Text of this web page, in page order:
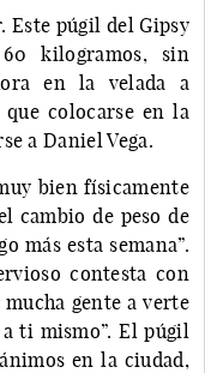
Este púgil del Gipsy
kilogramos, sin
en la velada a
colocarse en la
a Daniel Vega.
bien físicamente
cambio de peso de
más esta semana”.
contesta con
mucha gente a verte
ti mismo”. El púgil
en la ciudad,